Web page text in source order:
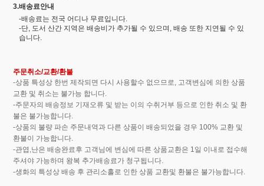
3.배송료안내
-배송료는 전국 어디나 무료입니다.
-단, 도서 산간 지역은 배송비가 추가될 수 있으며, 배송 또한 지연될 수 있
습니다.
주문취소/교환/환불
-상품 특성상 한번 제작되면 다시 사용할수 없으므로, 고객변심에 의한 상품
교환 및 취소는 불가능 합니다.
-주문자의 배송정보 기재오류 및 받는 이의 수취거부 등으로 인한 취소 및 환
불은 불가능합니다.
-상품의 불량 파손 주문내역과 다른 상품이 배송되었을 경우 100% 교환 및
환불이 가능합니다.
-관엽,난은 배송완료후 고객님에 변심에 따른 상품교환은 1일 이내로 접수해
주셔야 가능하며 왕복 추가배송료가 청구됩니다.
-생화의 특성상 배송 후 관리소홀로 인한 상품 교환및 환불은 불가능합니다.